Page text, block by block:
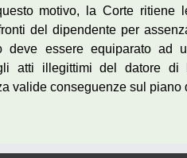
motivo, la Corte ritiene
del dipendente per
deve essere equiparato ad
atti illegittimi del datore di
valide conseguenze sul piano